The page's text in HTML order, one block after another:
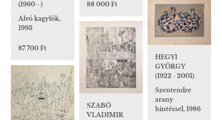
88 000 Ft
(1960 - )
Alvó kagylók,
1993
87 700 Ft
HEGYI
GYÖRGY
(1922 - 2001)
Szentendre
arany
hintéssel, 1986
SZABÓ
VLADIMIR